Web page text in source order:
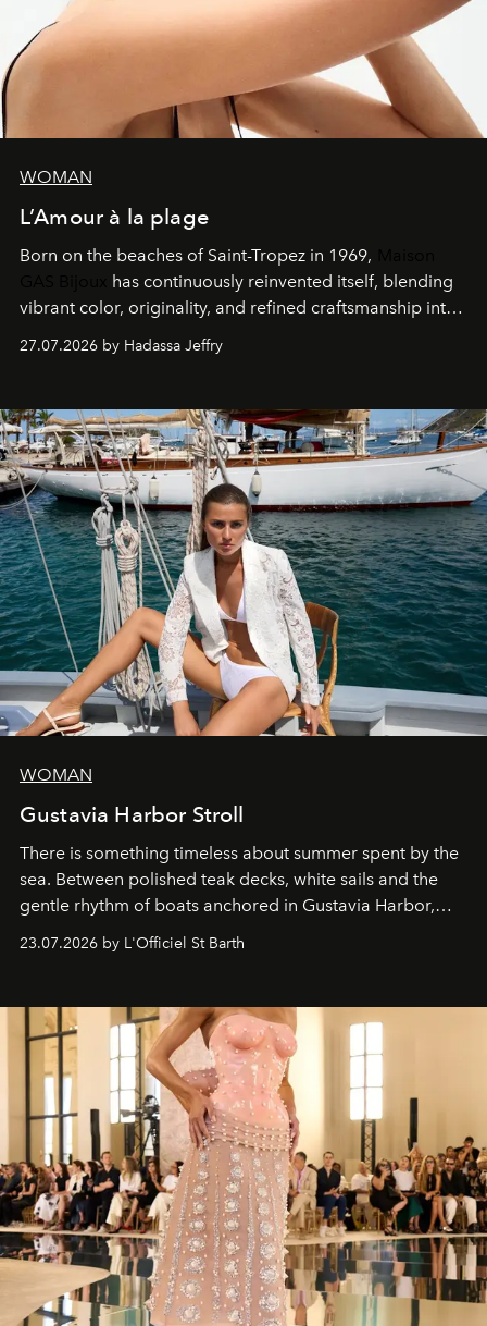
WOMAN
L’Amour à la plage
Born on the beaches of Saint-Tropez in 1969,
has continuously reinvented itself, blending
vibrant color, originality, and refined craftsmanship into
every creation.
27.07.2026 by Hadassa Jeffry
WOMAN
Gustavia Harbor Stroll
There is something timeless about summer spent by the
sea. Between polished teak decks, white sails and the
gentle rhythm of boats anchored in Gustavia Harbor,
cruise fashion finds its most natural expression.
23.07.2026 by L'Officiel St Barth